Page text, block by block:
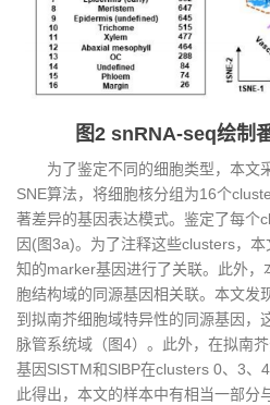
图2 snRNA-seq绘制
为了鉴定不同的细胞类型，本文
SNE算法，将细胞核分组为16个
著差异的基因表达模式。鉴定了每个
因(图3a)。为了注释这些clusters，
知的marker基因进行了关联。此外，
胞结构域的同源基因相关联。本文发
到拟南芥细胞域特异性的同源基因，
脉管系统域（图4）。此外，在拟南
基因SlSTM和SlBP在clusters 0、3、
此得出，本文的样本中有相当一部分